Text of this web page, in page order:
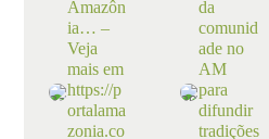
Amazôn
ia… –
Veja
mais em
https://p
ortalama
zonia.co
da
comunid
ade no
AM
para
difundir
tradições